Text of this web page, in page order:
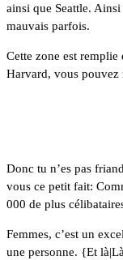
ainsi que Seattle.
mauvais parfois.
Cette zone est
Harvard, vous pouvez
Donc tu n’es pas
vous ce petit fait:
000 de plus
Femmes, c’est un
une personne. {Et